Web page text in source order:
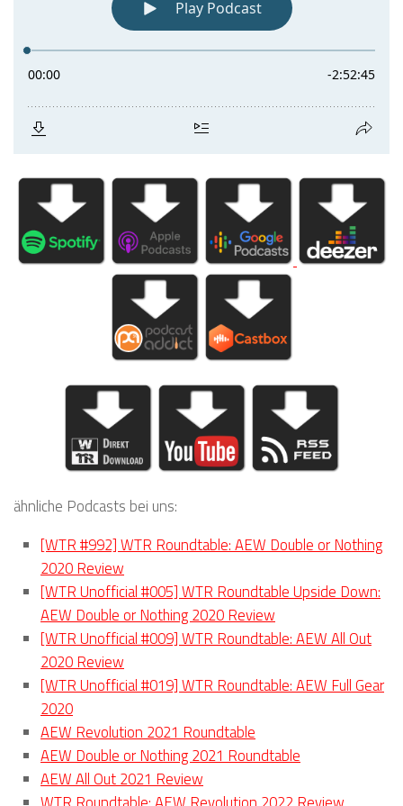
ähnliche Podcasts bei uns:
[WTR #992] WTR Roundtable: AEW Double or Nothing
2020 Review
[WTR Unofficial #005] WTR Roundtable Upside Down:
AEW Double or Nothing 2020 Review
[WTR Unofficial #009] WTR Roundtable: AEW All Out
2020 Review
[WTR Unofficial #019] WTR Roundtable: AEW Full Gear
2020
AEW Revolution 2021 Roundtable
AEW Double or Nothing 2021 Roundtable
AEW All Out 2021 Review